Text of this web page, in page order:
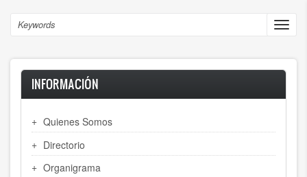
main
Search
INFORMACIÓN
Quienes Somos
Directorio
Organigrama